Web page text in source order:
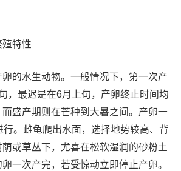
特性
的水生动物。一般情况下，第一次产
，最迟是在6月上旬，产卵终止时间均
盛产期则在芒种到大暑之间。产卵一
。雌龟爬出水面，选择地势较高、背
或草丛下，尤喜在松软湿润的砂粉土
卵一次产完，若受惊动立即停止产卵。